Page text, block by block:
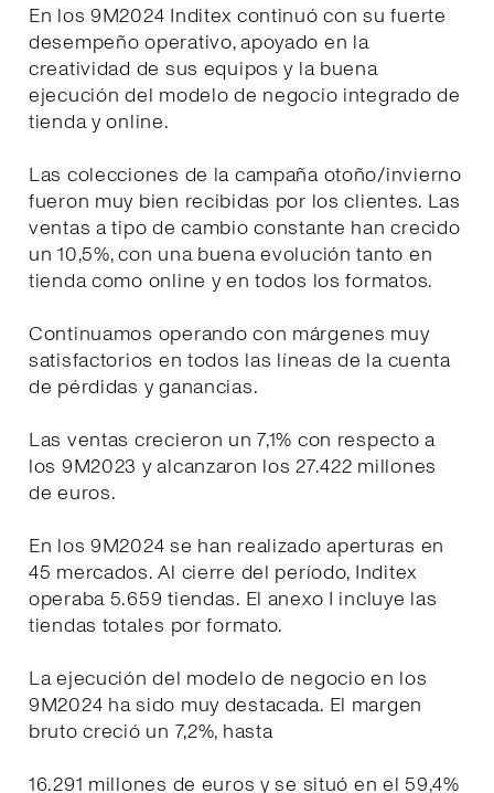
En los 9M2024 Inditex continuó con su fuerte
desempeño operativo, apoyado en la
creatividad de sus equipos y la buena
ejecución del modelo de negocio integrado de
tienda y online.
Las colecciones de la campaña otoño/invierno
fueron muy bien recibidas por los clientes. Las
ventas a tipo de cambio constante han crecido
un 10,5%, con una buena evolución tanto en
tienda como online y en todos los formatos.
Continuamos operando con márgenes muy
satisfactorios en todos las líneas de la cuenta
de pérdidas y ganancias.
Las ventas crecieron un 7,1% con respecto a
los 9M2023 y alcanzaron los 27.422 millones
de euros.
En los 9M2024 se han realizado aperturas en
45 mercados. Al cierre del período, Inditex
operaba 5.659 tiendas. El anexo I incluye las
tiendas totales por formato.
La ejecución del modelo de negocio en los
9M2024 ha sido muy destacada. El margen
bruto creció un 7,2%, hasta
16.291 millones de euros y se situó en el 59,4%